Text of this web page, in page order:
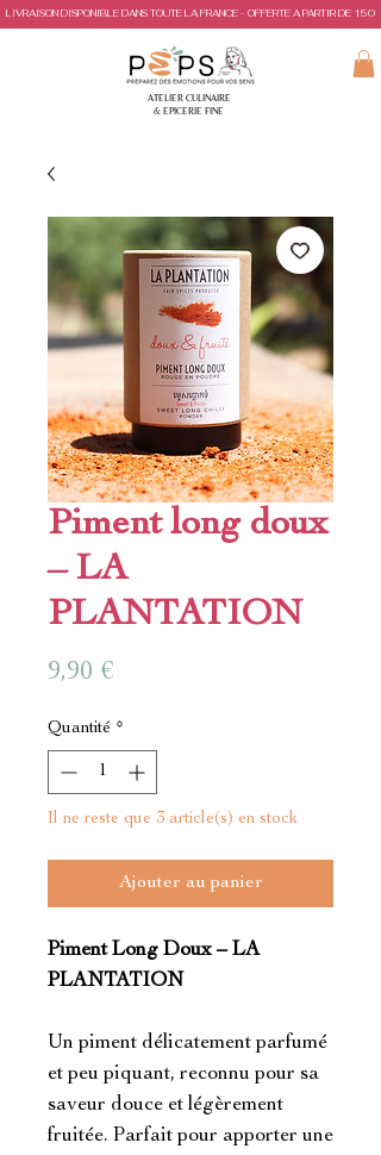
LIVRAISON DISPONIBLE DANS TOUTE LA FRANCE - OFFERTE A PARTIR DE 150€
ATELIER CULINAIRE
& EPICERIE FINE
Piment long doux
– LA
PLANTATION
9,90 €Prix
Quantité *
Il ne reste que 3 article(s) en stock
Ajouter au panier
Piment Long Doux – LA
PLANTATION
Un piment délicatement parfumé
et peu piquant, reconnu pour sa
saveur douce et légèrement
fruitée. Parfait pour apporter une